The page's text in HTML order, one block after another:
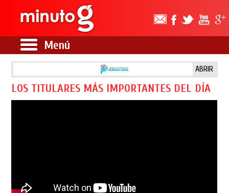
Menú
ABRIR
LOS TITULARES MÁS IMPORTANTES DEL DÍA